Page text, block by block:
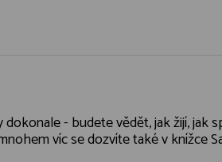
- budete vědět, jak žijí, jak
víc se dozvíte také v knížce